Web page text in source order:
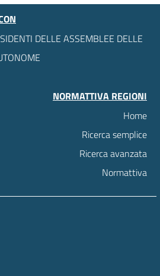
DELLE ASSEMBLEE DELLE
NORMATTIVA REGIONI
Home
Ricerca semplice
Ricerca avanzata
Normattiva